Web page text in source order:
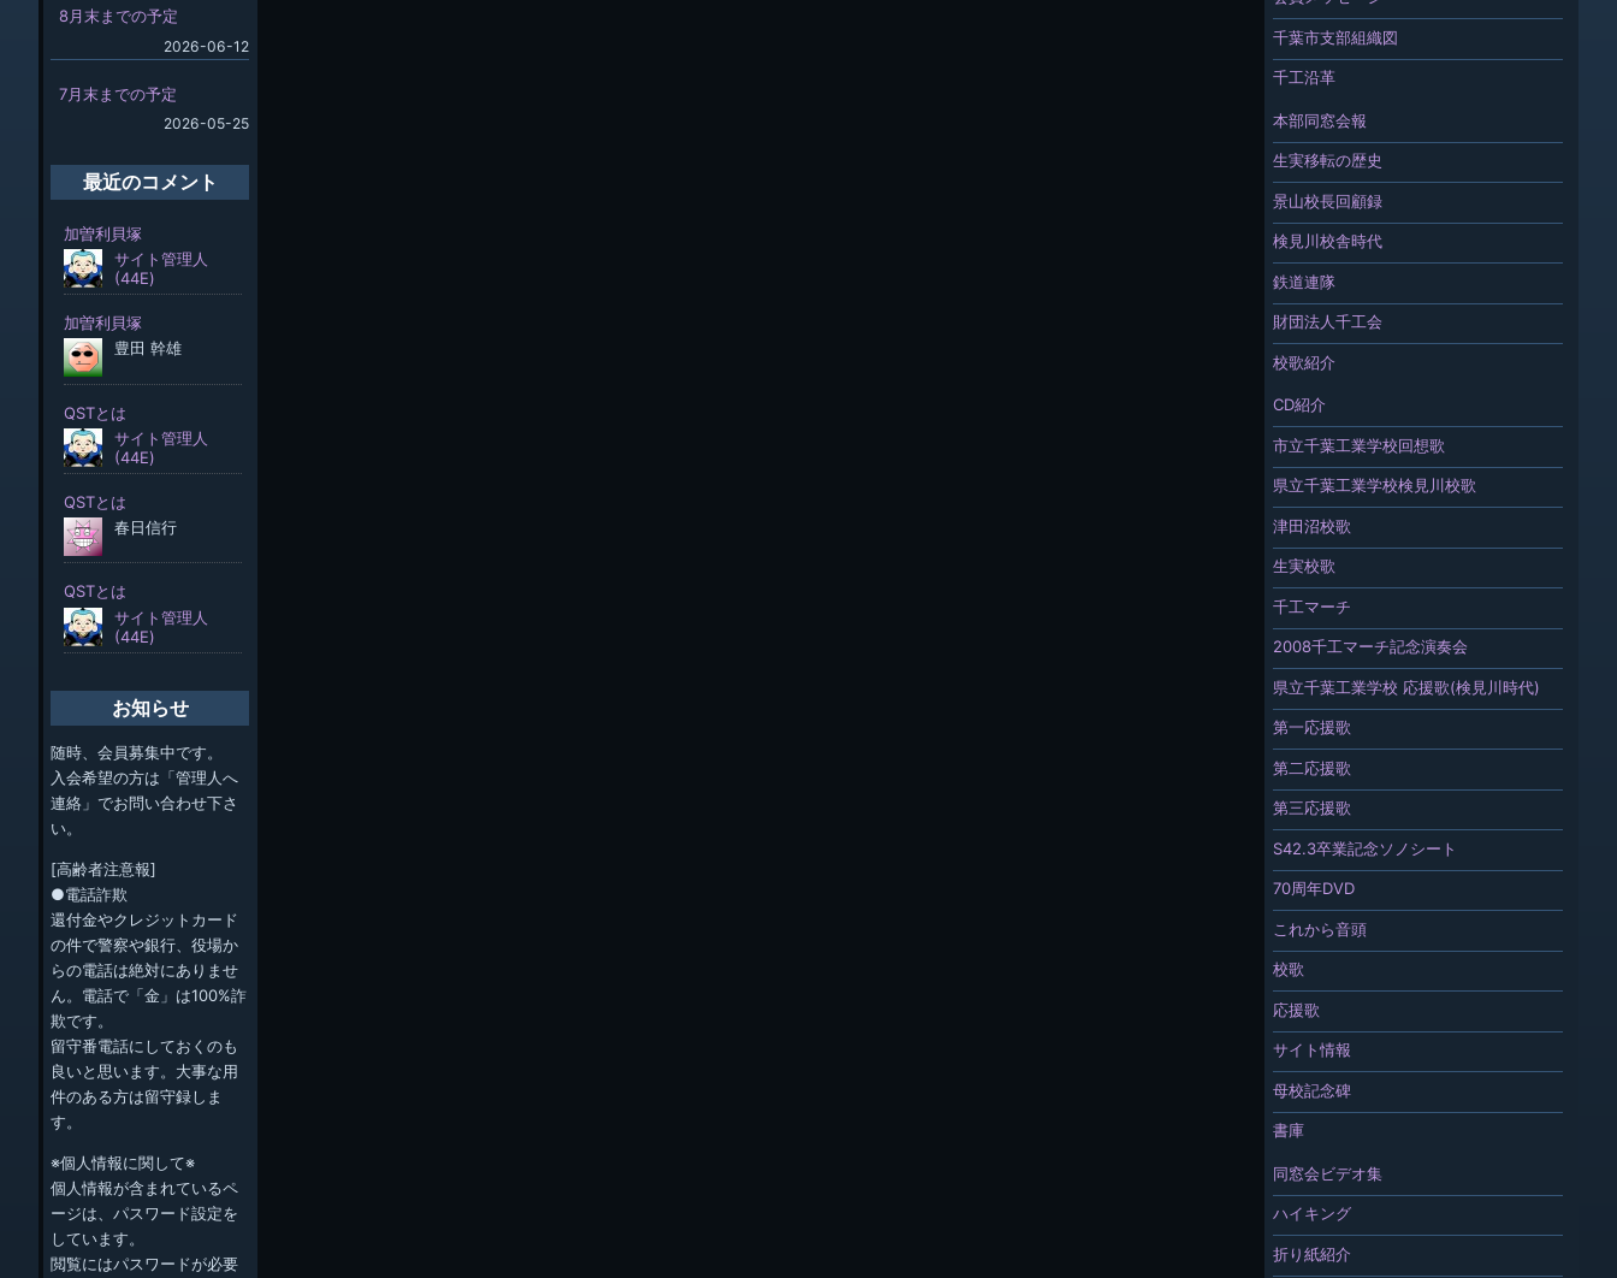
千葉市支部組織図
千工沿革
本部同窓会報
生実移転の歴史
景山校長回顧録
検見川校舎時代
鉄道連隊
財団法人千工会
校歌紹介
CD紹介
市立千葉工業学校回想歌
県立千葉工業学校検見川校歌
津田沼校歌
生実校歌
千工マーチ
2008千工マーチ記念演奏会
県立千葉工業学校 応援歌(検見川時代)
第一応援歌
第二応援歌
第三応援歌
S42.3卒業記念ソノシート
70周年DVD
これから音頭
校歌
応援歌
サイト情報
母校記念碑
書庫
同窓会ビデオ集
ハイキング
折り紙紹介
8月末までの予定
2026-06-12
7月末までの予定
2026-05-25
最近のコメント
お知らせ
随時、会員募集中です。
入会希望の方は「管理人へ
連絡」でお問い合わせ下さ
い。
[高齢者注意報]
●電話詐欺
還付金やクレジットカード
の件で警察や銀行、役場か
らの電話は絶対にありませ
ん。電話で「金」は100%詐
欺です。
留守番電話にしておくのも
良いと思います。大事な用
件のある方は留守録しま
す。
※個人情報に関して※
個人情報が含まれているペ
ージは、パスワード設定を
しています。
閲覧にはパスワードが必要